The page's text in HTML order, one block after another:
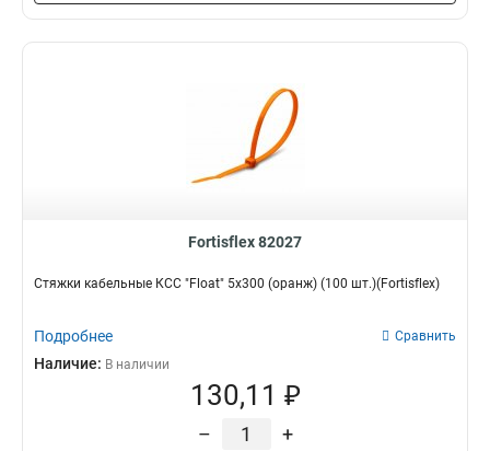
Fortisflex 82027
Стяжки кабельные КСС "Float" 5х300 (оранж) (100 шт.)(Fortisflex)
Подробнее Сравнить
Наличие: В наличии
130,11 ₽
– +